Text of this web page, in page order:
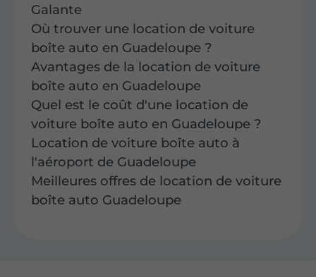
Galante
Où trouver une location de voiture
boîte auto en Guadeloupe ?
Avantages de la location de voiture
boîte auto en Guadeloupe
Quel est le coût d'une location de
voiture boîte auto en Guadeloupe ?
Location de voiture boîte auto à
l'aéroport de Guadeloupe
Meilleures offres de location de voiture
boîte auto Guadeloupe